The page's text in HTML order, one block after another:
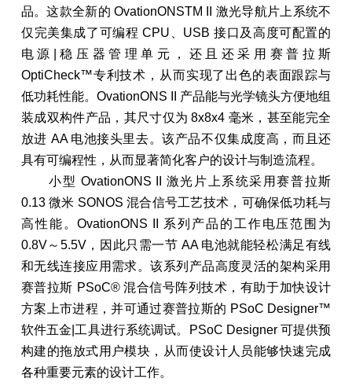
品。这款全新的 OvationONSTM II 激光导航片上系统不
仅完美集成了可编程 CPU、USB 接口及高度可配置的
电源|稳压器管理单元，还且还采用赛普拉斯
OptiCheck™专利技术，从而实现了出色的表面跟踪与
低功耗性能。OvationONS II 产品能与光学镜头方便地组
装成双构件产品，其尺寸仅为 8x8x4 毫米，甚至能完全
放进 AA 电池接头里去。该产品不仅集成度高，而且还
具有可编程性，从而显著简化客户的设计与制造流程。
小型 OvationONS II 激光片上系统采用赛普拉斯
0.13 微米 SONOS 混合信号工艺技术，可确保低功耗与
高性能。OvationONS II 系列产品的工作电压范围为
0.8V～5.5V，因此只需一节 AA 电池就能轻松满足有线
和无线连接应用需求。该系列产品高度灵活的架构采用
赛普拉斯 PSoC® 混合信号阵列技术，有助于加快设计
方案上市进程，并可通过赛普拉斯的 PSoC Designer™
软件五金|工具进行系统调试。PSoC Designer 可提供预
构建的拖放式用户模块，从而使设计人员能够快速完成
各种重要元素的设计工作。